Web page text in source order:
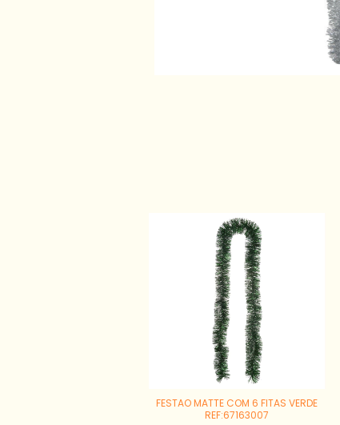
FESTAO MATTE COM 6 FITAS VERDE
REF:67163007